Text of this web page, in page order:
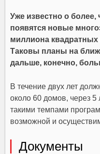
Уже известно о более,
появятся новые
миллиона
Таковы планы на
дальше, конечно,
В течение двух лет
около 60 домов, через 5
такими темпами
возможной и
Документы